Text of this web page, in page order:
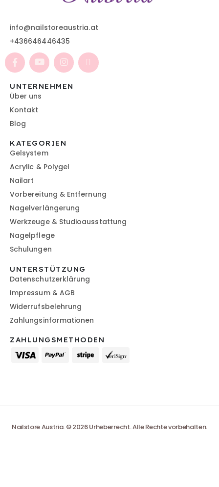
info@nailstoreaustria.at
+436646446435
UNTERNEHMEN
Über uns
Kontakt
Blog
KATEGORIEN
Gelsystem
Acrylic & Polygel
Nailart
Vorbereitung & Entfernung
Nagelverlängerung
Werkzeuge & Studioausstattung
Nagelpflege
Schulungen
UNTERSTÜTZUNG
Datenschutzerklärung
Impressum & AGB
Widerrufsbelehrung
Zahlungsinformationen
ZAHLUNGSMETHODEN
Nailstore Austria. © 2026 Urheberrecht. Alle Rechte vorbehalten.